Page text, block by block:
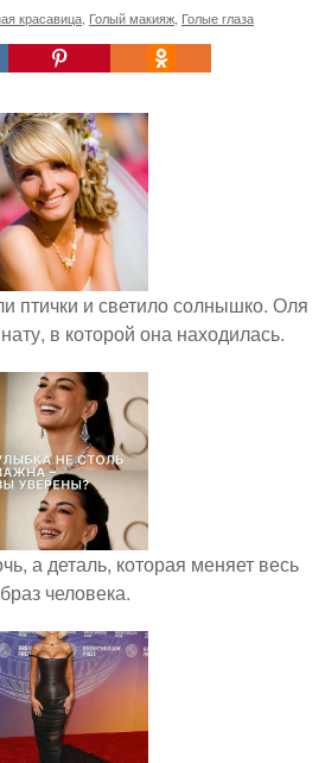
красавица Голый макияж Голые глаза
птички и светило солнышко. Оля
в которой она находилась.
а деталь, которая меняет весь
человека.